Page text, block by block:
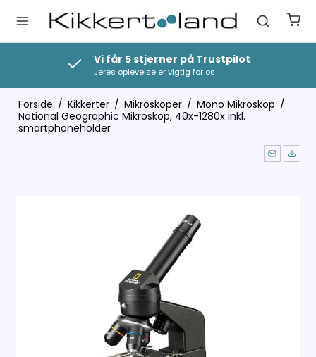
Vi får 5 stjerner på Trustpilot
Jeres oplevelse er vigtig for os
Forside / Kikkerter / Mikroskoper / Mono Mikroskop /
National Geographic Mikroskop, 40x-1280x inkl.
smartphoneholder